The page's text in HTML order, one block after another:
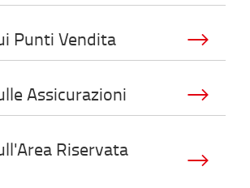
Punti Vendita
Assicurazioni
Riservata